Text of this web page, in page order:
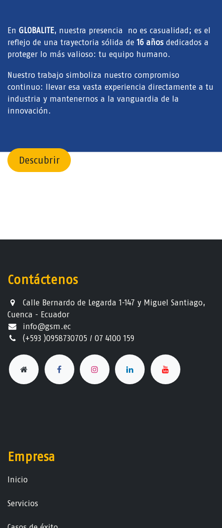
En GLOBALITE, nuestra presencia no es casualidad; es el
reflejo de una trayectoria sólida de 16 años dedicados a
proteger lo más valioso: tu equipo humano.
Nuestro trabajo simboliza nuestro compromiso
continuo: llevar esa vasta experiencia directamente a tu
industria y mantenernos a la vanguardia de la
innovación.
Descubrir
Contáctenos
Calle Bernardo de Legarda 1-147 y Miguel Santiago,
Cuenca - Ecuador
info@gsm.ec​
(+593 )0958730705 / 07 4100 159
Empresa
Ini​ci​o
Servicios